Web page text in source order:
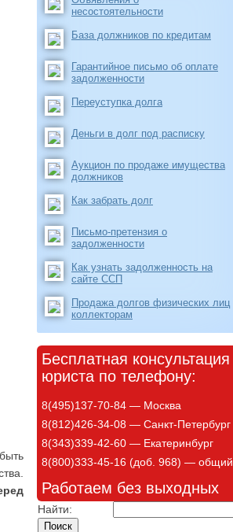
несостоятельности
База должников по кредитам
Гарантийное письмо об оплате
задолженности
Переуступка долга
Деньги в долг под расписку
Аукцион по продаже имущества
должников
Как забрать долг
Письмо-претензия о
задолженности
Как узнать задолженность на
сайте ССП
Продажа долгов физических лиц
коллекторам
Бесплатная консультация
юриста по телефону:
8(495)137-70-84 — Москва
8(812)426-34-08 — Санкт-Петербург
8(343)339-42-60 — Екатеринбург
8(800)333-45-16 (доб. 968) — общий
Работаем без выходных
Найти: